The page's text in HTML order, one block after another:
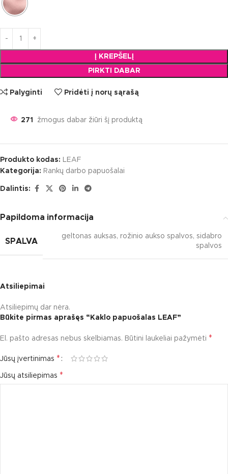
Į KREPŠELĮ
PIRKTI DABAR
Palyginti Pridėti į norų sąrašą
270 žmogus dabar žiūri šį produktą
Produkto kodas: LEAF
Kategorija: Rankų darbo papuošalai
Dalintis:
Papildoma informacija
SPALVA
geltonas auksas, rožinio aukso spalvos, sidabro
spalvos
Atsiliepimai
Atsiliepimų dar nėra.
Būkite pirmas aprašęs “Kaklo papuošalas LEAF”
El. pašto adresas nebus skelbiamas. Būtini laukeliai pažymėti *
Jūsų įvertinimas *
Jūsų atsiliepimas *